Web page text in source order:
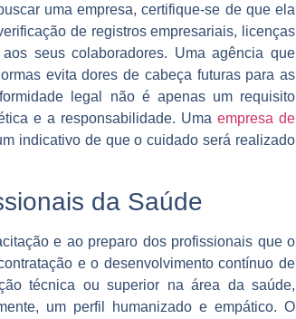
uma empresa, certifique-se de que ela
de registros empresariais, licenças
seus colaboradores. Uma agência que
evita dores de cabeça futuras para as
legal não é apenas um requisito
e a responsabilidade. Uma empresa de
indicativo de que o cuidado será realizado
da Saúde
e ao preparo dos profissionais que o
e o desenvolvimento contínuo de
técnica ou superior na área da saúde,
um perfil humanizado e empático. O